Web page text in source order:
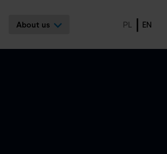
About us PL EN